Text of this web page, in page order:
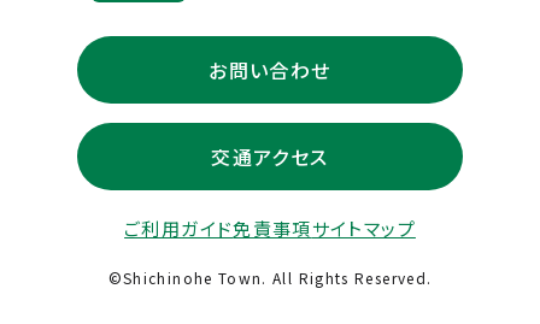
お問い合わせ
交通アクセス
ご利用ガイド免責事項サイトマップ
©Shichinohe Town. All Rights Reserved.